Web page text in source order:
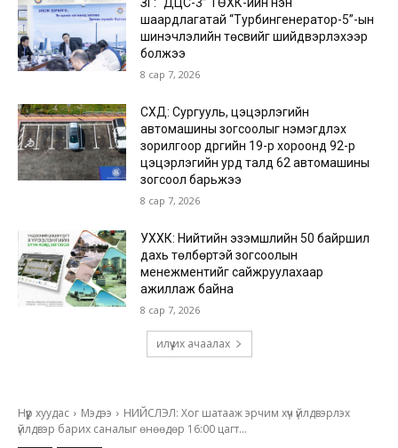
шаардлагатай “Турбингенератор-5”-ын
шинэчлэлийн төсвийг шийдвэрлэхээр
болжээ
8 сар 7, 2026
СХД: Сургууль, цэцэрлэгийн
автомашины зогсоолыг нэмэгдүүлэх
зорилгоор дүүргийн 19-р хороонд 92-р
цэцэрлэгийн урд талд 62 автомашины
зогсоол барьжээ
8 сар 7, 2026
УХХК: Нийтийн эзэмшлийн 50 байршил
дахь төлбөртэй зогсоолын
менежментийг сайжруулахаар
ажиллаж байна
8 сар 7, 2026
илүү их ачаалах